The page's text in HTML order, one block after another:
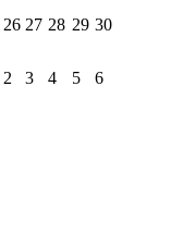
26 27 28 29 30
2 3 4 5 6